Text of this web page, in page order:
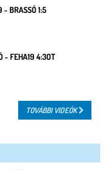
- BRASSÓ 1:5
- FEHA19 4:3OT
TOVÁBBI VIDEÓK